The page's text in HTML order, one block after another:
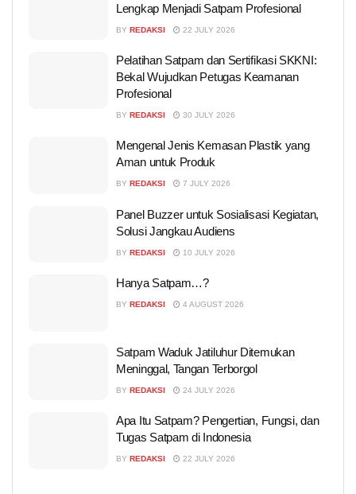
Lengkap Menjadi Satpam Profesional
BY REDAKSI 22 JULY 2026
Pelatihan Satpam dan Sertifikasi SKKNI:
Bekal Wujudkan Petugas Keamanan
Profesional
BY REDAKSI 30 JULY 2026
Mengenal Jenis Kemasan Plastik yang
Aman untuk Produk
BY REDAKSI 7 JULY 2026
Panel Buzzer untuk Sosialisasi Kegiatan,
Solusi Jangkau Audiens
BY REDAKSI 10 JULY 2026
Hanya Satpam…?
BY REDAKSI 4 AUGUST 2026
Satpam Waduk Jatiluhur Ditemukan
Meninggal, Tangan Terborgol
BY REDAKSI 24 JULY 2026
Apa Itu Satpam? Pengertian, Fungsi, dan
Tugas Satpam di Indonesia
BY REDAKSI 22 JULY 2026